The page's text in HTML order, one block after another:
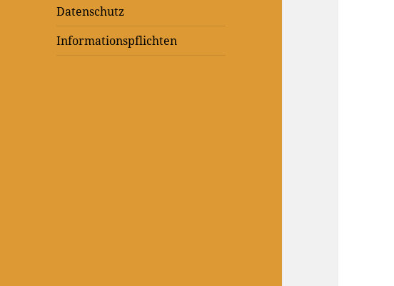
Datenschutz
Informationspflichten